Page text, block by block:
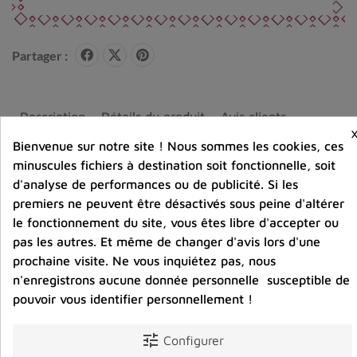
Partager :
Description Détails du produit Avis clients
Vous aimerez aussi
Bienvenue sur notre site ! Nous sommes les cookies, ces
minuscules fichiers à destination soit fonctionnelle, soit
d'analyse de performances ou de publicité. Si les
premiers ne peuvent être désactivés sous peine d'altérer
le fonctionnement du site, vous êtes libre d'accepter ou
pas les autres. Et même de changer d'avis lors d'une
prochaine visite. Ne vous inquiétez pas, nous
n'enregistrons aucune donnée personnelle susceptible de
pouvoir vous identifier personnellement !
tune Configurer